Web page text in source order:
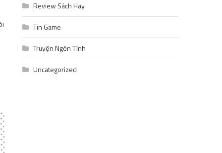
Review Sách Hay
Tin Game
Truyện Ngôn Tình
Uncategorized